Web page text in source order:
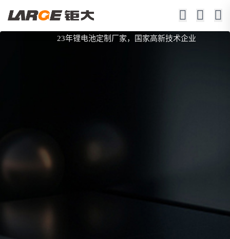
特种笔记本电池
23年锂电池定制厂家，国家高新技术企业